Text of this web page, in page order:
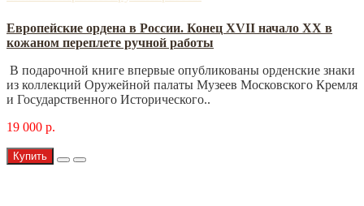
Европейские ордена в России. Конец XVII начало XX в
кожаном переплете ручной работы
В подарочной книге впервые опубликованы орденские знаки
из коллекций Оружейной палаты Музеев Московского Кремля
и Государственного Исторического..
19 000 р.
Купить